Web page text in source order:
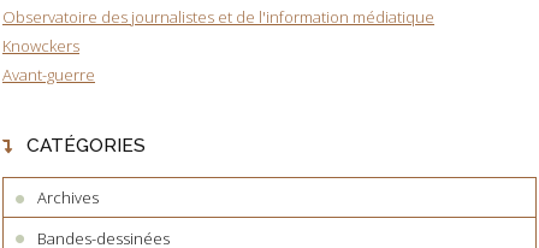
Observatoire des journalistes et de l'information médiatique
Knowckers
Avant-guerre
CATÉGORIES
Archives
Bandes-dessinées